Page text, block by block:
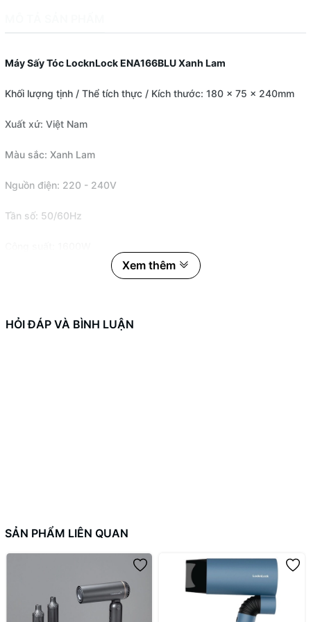
Máy Sấy Tóc LocknLock ENA166BLU Xanh Lam
Khối lượng tịnh / Thể tích thực / Kích thước: 180 x 75 x 240mm
Xuất xứ: Việt Nam
Màu sắc: Xanh Lam
Nguồn điện: 220 - 240V
Tần số: 50/60Hz
kiểu tóc theo sở thích nhanh chóng.
- Công suất 1600W giúp sấy tóc nhanh
- Máy có 2 tốc độ sấy, giúp bạn dễ dàng điều chỉnh theo nhu cầu
của mình. 2 tốc độ sấy mạnh và nhẹ, sấy mát, sấy nóng hỗ trợ tối
Xem thêm
HỎI ĐÁP VÀ BÌNH LUẬN
SẢN PHẨM LIÊN QUAN